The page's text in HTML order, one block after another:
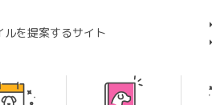
を提案するサイト